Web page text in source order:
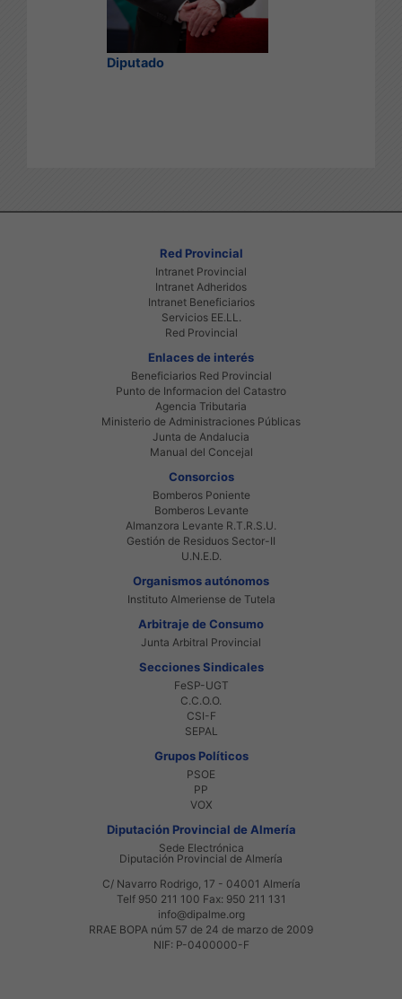
Diputado
Red Provincial
Intranet Provincial
Intranet Adheridos
Intranet Beneficiarios
Servicios EE.LL.
Red Provincial
Enlaces de interés
Beneficiarios Red Provincial
Punto de Informacion del Catastro
Agencia Tributaria
Ministerio de Administraciones Públicas
Junta de Andalucia
Manual del Concejal
Consorcios
Bomberos Poniente
Bomberos Levante
Almanzora Levante R.T.R.S.U.
Gestión de Residuos Sector-II
U.N.E.D.
Organismos autónomos
Instituto Almeriense de Tutela
Arbitraje de Consumo
Junta Arbitral Provincial
Secciones Sindicales
FeSP-UGT
C.C.O.O.
CSI-F
SEPAL
Grupos Políticos
PSOE
PP
VOX
Diputación Provincial de Almería
Sede Electrónica
Diputación Provincial de Almería
C/ Navarro Rodrigo, 17 - 04001 Almería
Telf 950 211 100 Fax: 950 211 131
info@dipalme.org
RRAE BOPA núm 57 de 24 de marzo de 2009
NIF: P-0400000-F